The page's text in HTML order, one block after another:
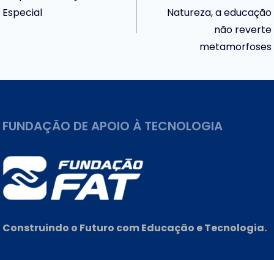
de
Especial
Natureza, a educação
não reverte
metamorfoses
FUNDAÇÃO DE APOIO À TECNOLOGIA
Construindo o Futuro com Educação e Tecnologia.